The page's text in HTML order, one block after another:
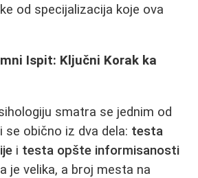
od specijalizacija koje ova
Ispit: Ključni Korak ka
smatra se jednim od
se obično iz dva dela: testa
i testa opšte informisanosti
je velika, a broj mesta na